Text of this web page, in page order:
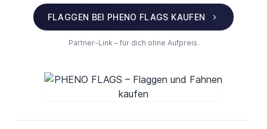
FLAGGEN BEI PHENO FLAGS KAUFEN
Partner-Link – für dich ohne Aufpreis.